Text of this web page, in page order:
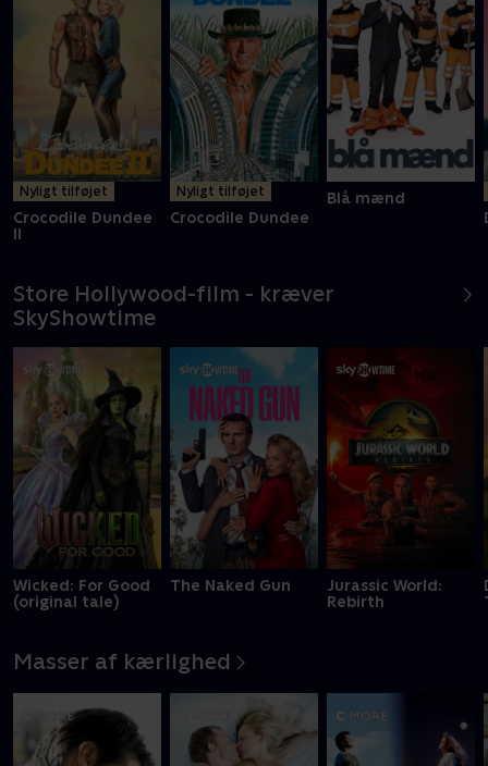
Nyligt tilføjet
Crocodile Dundee
II
Nyligt tilføjet
Crocodile Dundee
Blå mænd
Store Hollywood-film - kræver
SkyShowtime
Wicked: For Good
(original tale)
The Naked Gun
Jurassic World:
Rebirth
Masser af kærlighed